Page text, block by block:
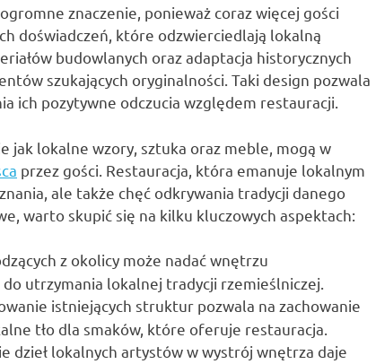
znaczenie, ponieważ coraz więcej gości
doświadczeń, które odzwierciedlają lokalną
budowlanych oraz adaptacja historycznych
szukających oryginalności. Taki design pozwala
ich pozytywne odczucia względem restauracji.
jak lokalne wzory, sztuka oraz meble, mogą w
przez gości. Restauracja, która emanuje lokalnym
ale także chęć odkrywania tradycji danego
warto skupić się na kilku kluczowych aspektach:
z okolicy może nadać wnętrzu
utrzymania lokalnej tradycji rzemieślniczej.
istniejących struktur pozwala na zachowanie
tło dla smaków, które oferuje restauracja.
dzieł lokalnych artystów w wystrój wnętrza daje